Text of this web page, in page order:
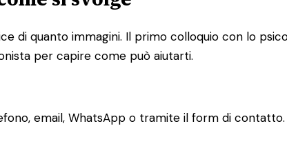
di quanto immagini. Il primo colloquio con lo
per capire come può aiutarti.
email, WhatsApp o tramite il form di